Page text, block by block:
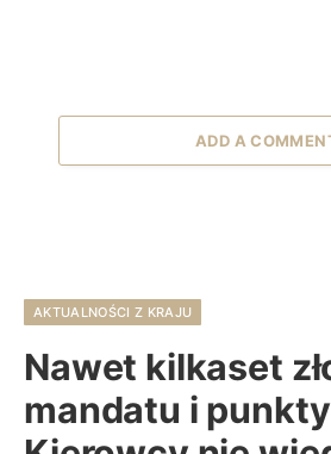
ADD A
AKTUALNOŚCI Z KRAJU
Nawet kilkaset
mandatu i